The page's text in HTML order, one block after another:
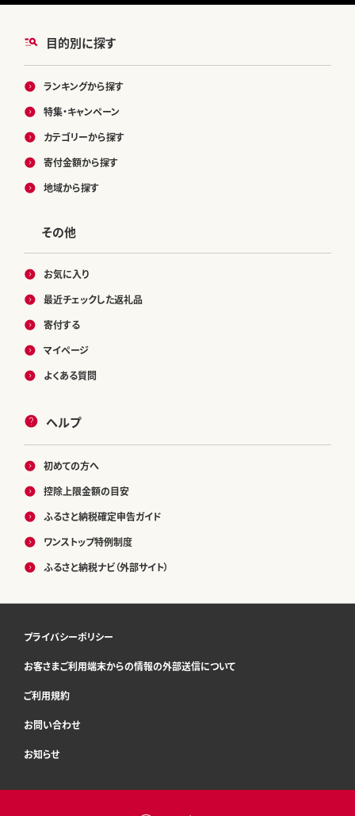
目的別に探す
ランキングから探す
特集・キャンペーン
カテゴリーから探す
寄付金額から探す
地域から探す
その他
お気に入り
最近チェックした返礼品
寄付する
マイページ
よくある質問
ヘルプ
初めての方へ
控除上限金額の目安
ふるさと納税確定申告ガイド
ワンストップ特例制度
ふるさと納税ナビ（外部サイト）
プライバシーポリシー
お客さまご利用端末からの情報の外部送信について
ご利用規約
お問い合わせ
お知らせ